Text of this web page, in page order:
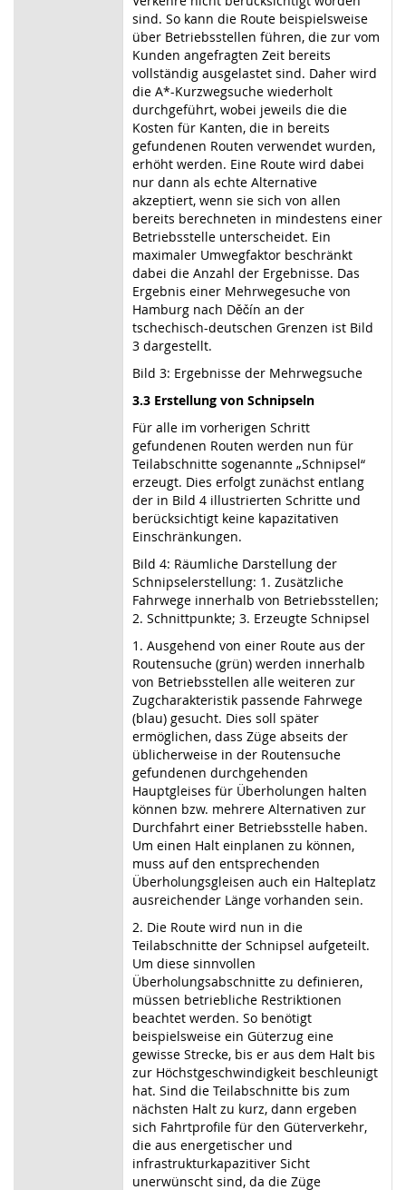
sind. So kann die Route beispielsweise
über Betriebsstellen führen, die zur vom
Kunden angefragten Zeit bereits
vollständig ausgelastet sind. Daher wird
die A*-Kurzwegsuche wiederholt
durchgeführt, wobei jeweils die die
Kosten für Kanten, die in bereits
gefundenen Routen verwendet wurden,
erhöht werden. Eine Route wird dabei
nur dann als echte Alternative
akzeptiert, wenn sie sich von allen
bereits berechneten in mindestens einer
Betriebsstelle unterscheidet. Ein
maximaler Umwegfaktor beschränkt
dabei die Anzahl der Ergebnisse. Das
Ergebnis einer Mehrwegesuche von
Hamburg nach Děčín an der
tschechisch-deutschen Grenzen ist Bild
3 dargestellt.
Bild 3: Ergebnisse der Mehrwegsuche
3.3 Erstellung von Schnipseln
Für alle im vorherigen Schritt
gefundenen Routen werden nun für
Teilabschnitte sogenannte „Schnipsel“
erzeugt. Dies erfolgt zunächst entlang
der in Bild 4 illustrierten Schritte und
berücksichtigt keine kapazitativen
Einschränkungen.
Bild 4: Räumliche Darstellung der
Schnipselerstellung: 1. Zusätzliche
Fahrwege innerhalb von Betriebsstellen;
2. Schnittpunkte; 3. Erzeugte Schnipsel
1. Ausgehend von einer Route aus der
Routensuche (grün) werden innerhalb
von Betriebsstellen alle weiteren zur
Zugcharakteristik passende Fahrwege
(blau) gesucht. Dies soll später
ermöglichen, dass Züge abseits der
üblicherweise in der Routensuche
gefundenen durchgehenden
Hauptgleises für Überholungen halten
können bzw. mehrere Alternativen zur
Durchfahrt einer Betriebsstelle haben.
Um einen Halt einplanen zu können,
muss auf den entsprechenden
Überholungsgleisen auch ein Halteplatz
ausreichender Länge vorhanden sein.
2. Die Route wird nun in die
Teilabschnitte der Schnipsel aufgeteilt.
Um diese sinnvollen
Überholungsabschnitte zu definieren,
müssen betriebliche Restriktionen
beachtet werden. So benötigt
beispielsweise ein Güterzug eine
gewisse Strecke, bis er aus dem Halt bis
zur Höchstgeschwindigkeit beschleunigt
hat. Sind die Teilabschnitte bis zum
nächsten Halt zu kurz, dann ergeben
sich Fahrtprofile für den Güterverkehr,
die aus energetischer und
infrastrukturkapazitiver Sicht
unerwünscht sind, da die Züge